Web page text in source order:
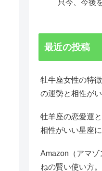
只今、今後
最近の投稿
牡牛座女性の特
の運勢と相性が
牡羊座の恋愛運
相性がいい星座に
Amazon（アマゾ
ねの賢い使い方